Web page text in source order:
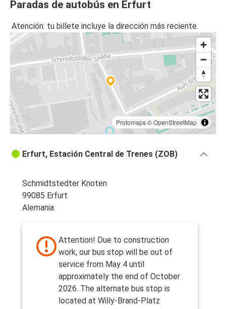
Paradas de autobús en Erfurt
Atención: tu billete incluye la dirección más reciente.
Protomaps©OpenStreetMap
Erfurt, Estación Central de Trenes (ZOB)
Schmidtstedter Knoten
99085 Erfurt
Alemania
Attention! Due to construction
work, our bus stop will be out of
service from May 4 until
approximately the end of October
2026. The alternate bus stop is
located at Willy-Brand-Platz